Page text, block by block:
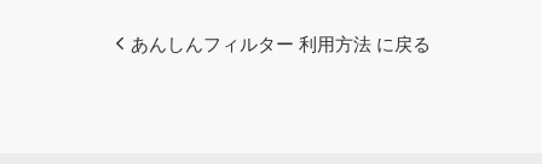
あんしんフィルター 利用方法 に戻る